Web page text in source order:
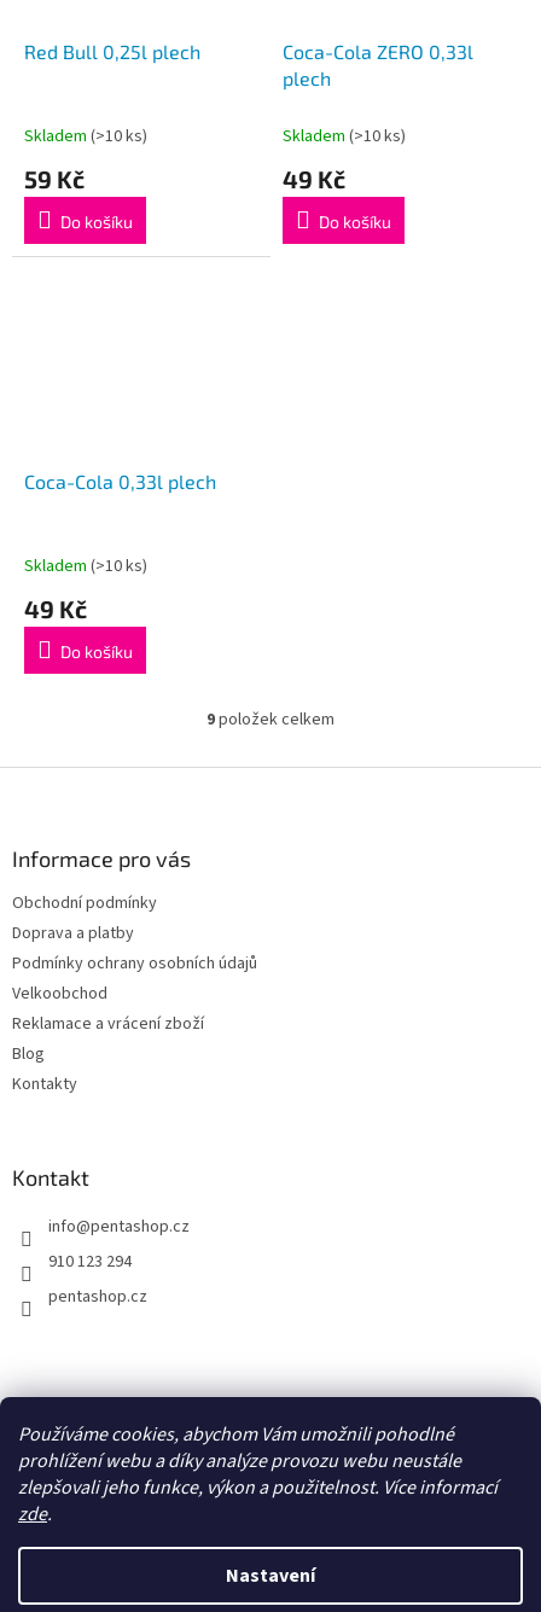
Používáme cookies, abychom Vám umožnili pohodlné
prohlížení webu a díky analýze provozu webu neustále
zlepšovali jeho funkce, výkon a použitelnost. Více informací
zde.
Nastavení
Red Bull 0,25l plech
Skladem (>10 ks)
59 Kč
Do košíku
Coca-Cola ZERO 0,33l
plech
Skladem (>10 ks)
49 Kč
Do košíku
Coca-Cola 0,33l plech
Skladem (>10 ks)
49 Kč
Do košíku
O
l
9položek celkem
Informace pro vás
Obchodní podmínky
Doprava a platby
Podmínky ochrany osobních údajů
Velkoobchod
Reklamace a vrácení zboží
Blog
Kontakty
Kontakt
info@pentashop.cz
910 123 294
pentashop.cz
Vytvořil Shoptet